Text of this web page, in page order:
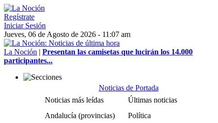
Regístrate
Iniciar Sesión
Jueves, 06 de Agosto de 2026 - 11:07 am
La Noción | Presentan las camisetas que lucirán los 14.000
participantes...
Noticias de Portada
Noticias más leídas
Últimas noticias
Andalucía (provincias)
Política